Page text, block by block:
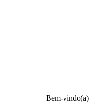
Bem-vindo(a)